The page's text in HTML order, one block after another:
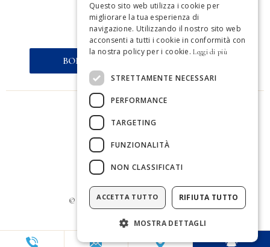
BOEKINGSREGELS
BOEK NU TEGEN DE BESTE PRIJS
PRIVACY & COOKIE POLICY
ALGEMENE VOORWAARDEN
© Bedzzle Sites. All right reserved.
ENGLISH
Questo sito web utilizza i cookie per
migliorare la tua esperienza di
navigazione. Utilizzando il nostro sito web
acconsenti a tutti i cookie in conformità con
la nostra policy per i cookie.Leggi di più
STRETTAMENTE NECESSARI
PERFORMANCE
TARGETING
FUNZIONALITÀ
NON CLASSIFICATI
ACCETTA TUTTO RIFIUTA TUTTO
MOSTRA DETTAGLI